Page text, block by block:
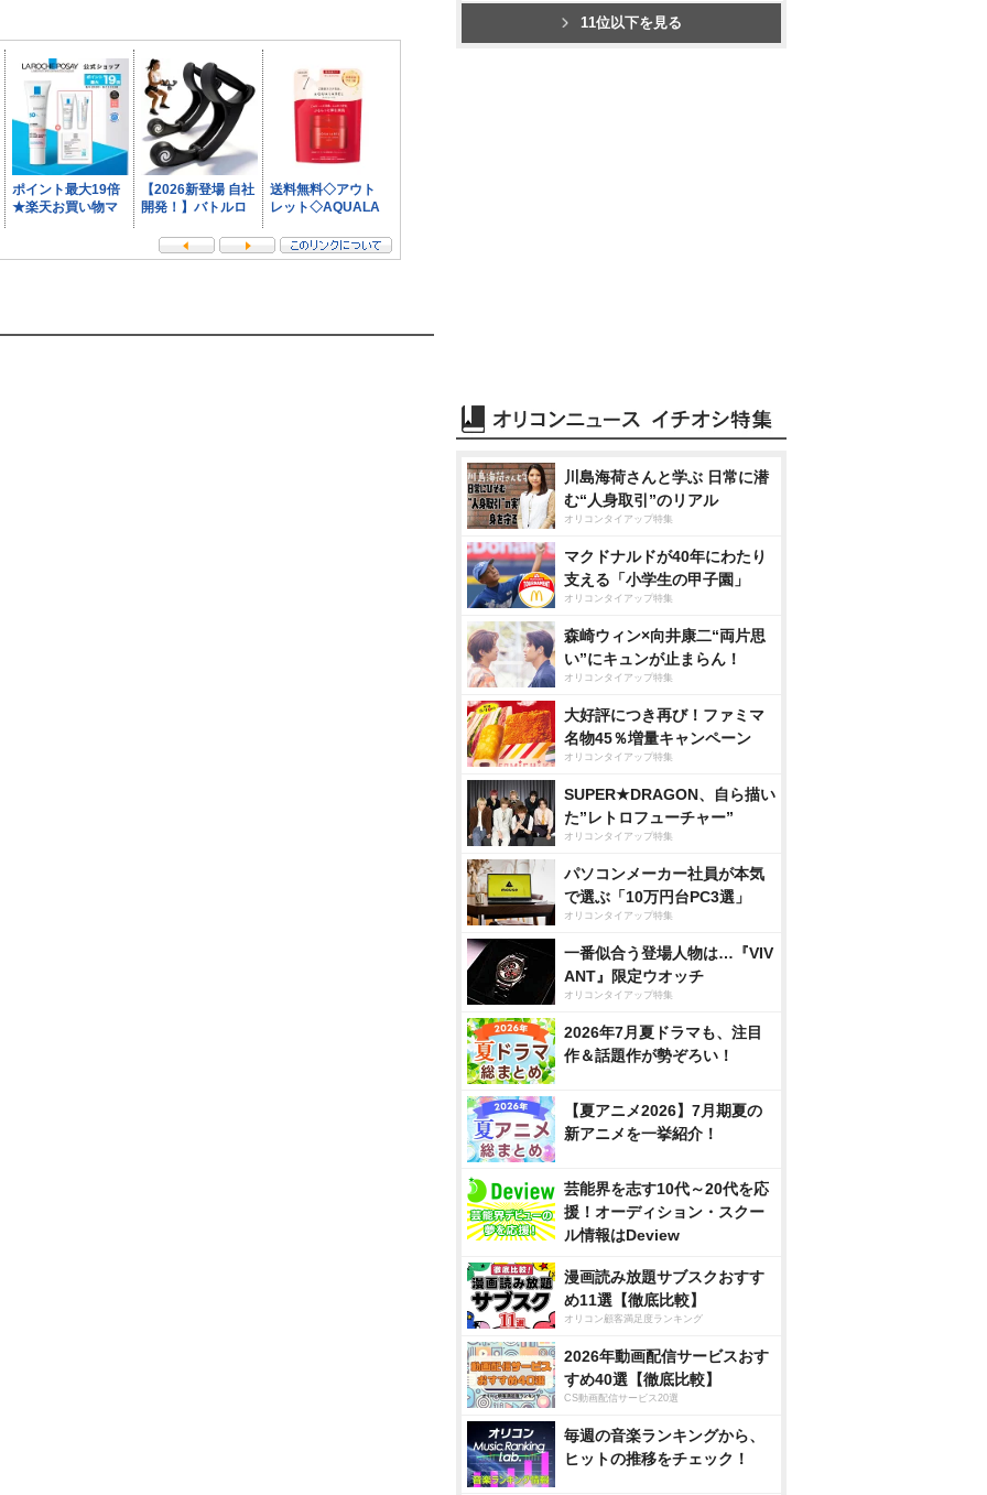
11位以下を見る
川島海荷さんと学ぶ 日常に潜
む“人身取引”のリアル
オリコンタイアップ特集
マクドナルドが40年にわたり
支える「小学生の甲子園」
オリコンタイアップ特集
森崎ウィン×向井康二“両片思
い”にキュンが止まらん！
オリコンタイアップ特集
大好評につき再び！ファミマ
名物45％増量キャンペーン
オリコンタイアップ特集
SUPER★DRAGON、自ら描い
た”レトロフューチャー”
オリコンタイアップ特集
パソコンメーカー社員が本気
で選ぶ「10万円台PC3選」
オリコンタイアップ特集
一番似合う登場人物は…『VIV
ANT』限定ウオッチ
オリコンタイアップ特集
2026年7月夏ドラマも、注目
作＆話題作が勢ぞろい！
【夏アニメ2026】7月期夏の
新アニメを一挙紹介！
芸能界を志す10代～20代を応
援！オーディション・スクー
ル情報はDeview
漫画読み放題サブスクおすす
め11選【徹底比較】
オリコン顧客満足度ランキング
2026年動画配信サービスおす
すめ40選【徹底比較】
CS動画配信サービス20選
毎週の音楽ランキングから、
ヒットの推移をチェック！